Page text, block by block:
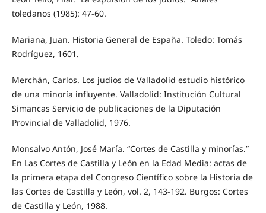
toledanos (1985): 47-60.
Mariana, Juan. Historia General de España. Toledo: Tomás
Rodríguez, 1601.
Merchán, Carlos. Los judios de Valladolid estudio histórico
de una minoría influyente. Valladolid: Institución Cultural
Simancas Servicio de publicaciones de la Diputación
Provincial de Valladolid, 1976.
Monsalvo Antón, José María. “Cortes de Castilla y minorías.”
En Las Cortes de Castilla y León en la Edad Media: actas de
la primera etapa del Congreso Científico sobre la Historia de
las Cortes de Castilla y León, vol. 2, 143-192. Burgos: Cortes
de Castilla y León, 1988.